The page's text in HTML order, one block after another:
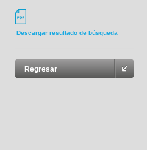
Descargar resultado de búsqueda
Regresar